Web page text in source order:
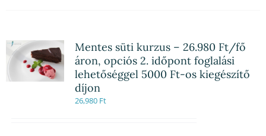
Mentes süti kurzus – 26.980 Ft/fő
áron, opciós 2. időpont foglalási
lehetőséggel 5000 Ft-os kiegészítő
díjon
26,980 Ft